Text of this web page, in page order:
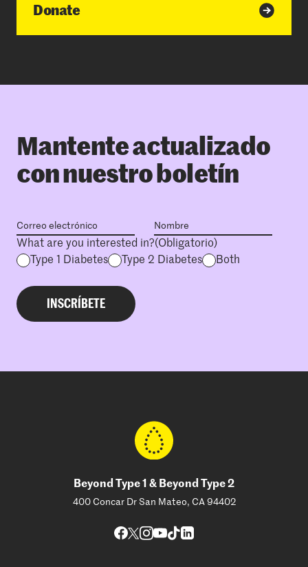
Donate
Mantente actualizado
con nuestro boletín
What are you interested in?(Obligatorio)
Type 1 Diabetes
Type 2 Diabetes Both
Beyond Type 1 & Beyond Type 2
400 Concar Dr San Mateo, CA 94402